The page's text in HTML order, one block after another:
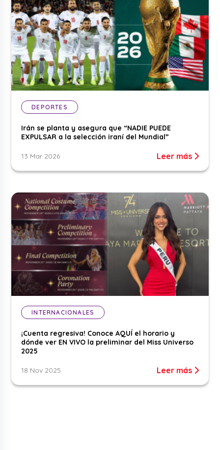
DEPORTES
Irán se planta y asegura que “NADIE PUEDE
EXPULSAR a la selección iraní del Mundial”
13 Mar 2026 Leer más
INTERNACIONALES
¡Cuenta regresiva! Conoce AQUÍ el horario y
dónde ver EN VIVO la preliminar del Miss Universo
2025
18 Nov 2025 Leer más